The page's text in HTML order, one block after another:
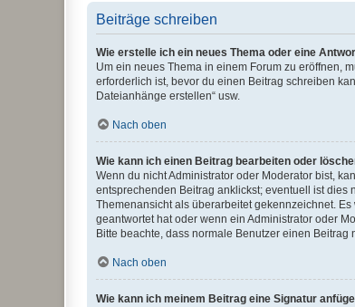
Beiträge schreiben
Wie erstelle ich ein neues Thema oder eine
Um ein neues Thema in einem Forum zu eröffnen,
erforderlich ist, bevor du einen Beitrag schreiben
Dateianhänge erstellen“ usw.
Nach oben
Wie kann ich einen Beitrag bearbeiten oder
Wenn du nicht Administrator oder Moderator bist,
entsprechenden Beitrag anklickst; eventuell ist
Themenansicht als überarbeitet gekennzeichnet.
geantwortet hat oder wenn ein Administrator oder
Bitte beachte, dass normale Benutzer einen
Nach oben
Wie kann ich meinem Beitrag eine Signatur